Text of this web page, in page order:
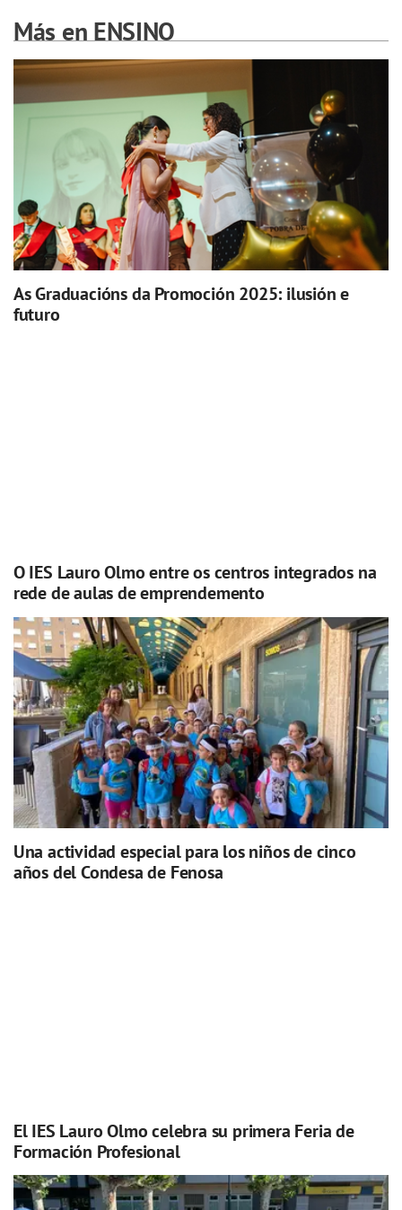
Más en ENSINO
As Graduacións da Promoción 2025: ilusión e
futuro
O IES Lauro Olmo entre os centros integrados na
rede de aulas de emprendemento
Una actividad especial para los niños de cinco
años del Condesa de Fenosa
El IES Lauro Olmo celebra su primera Feria de
Formación Profesional